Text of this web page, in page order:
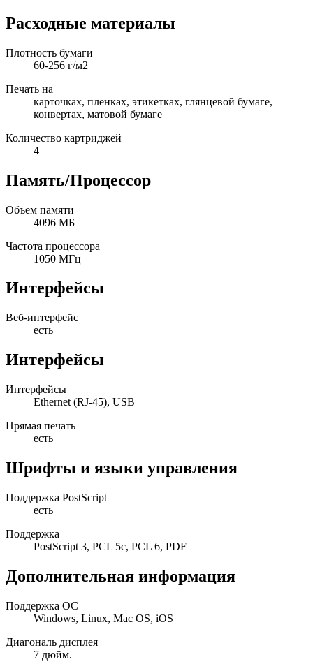
Расходные материалы
Плотность бумаги
60-256 г/м2
Печать на
карточках, пленках, этикетках, глянцевой бумаге,
конвертах, матовой бумаге
Количество картриджей
4
Память/Процессор
Объем памяти
4096 МБ
Частота процессора
1050 МГц
Интерфейсы
Веб-интерфейс
есть
Интерфейсы
Интерфейсы
Ethernet (RJ-45), USB
Прямая печать
есть
Шрифты и языки управления
Поддержка PostScript
есть
Поддержка
PostScript 3, PCL 5c, PCL 6, PDF
Дополнительная информация
Поддержка ОС
Windows, Linux, Mac OS, iOS
Диагональ дисплея
7 дюйм.